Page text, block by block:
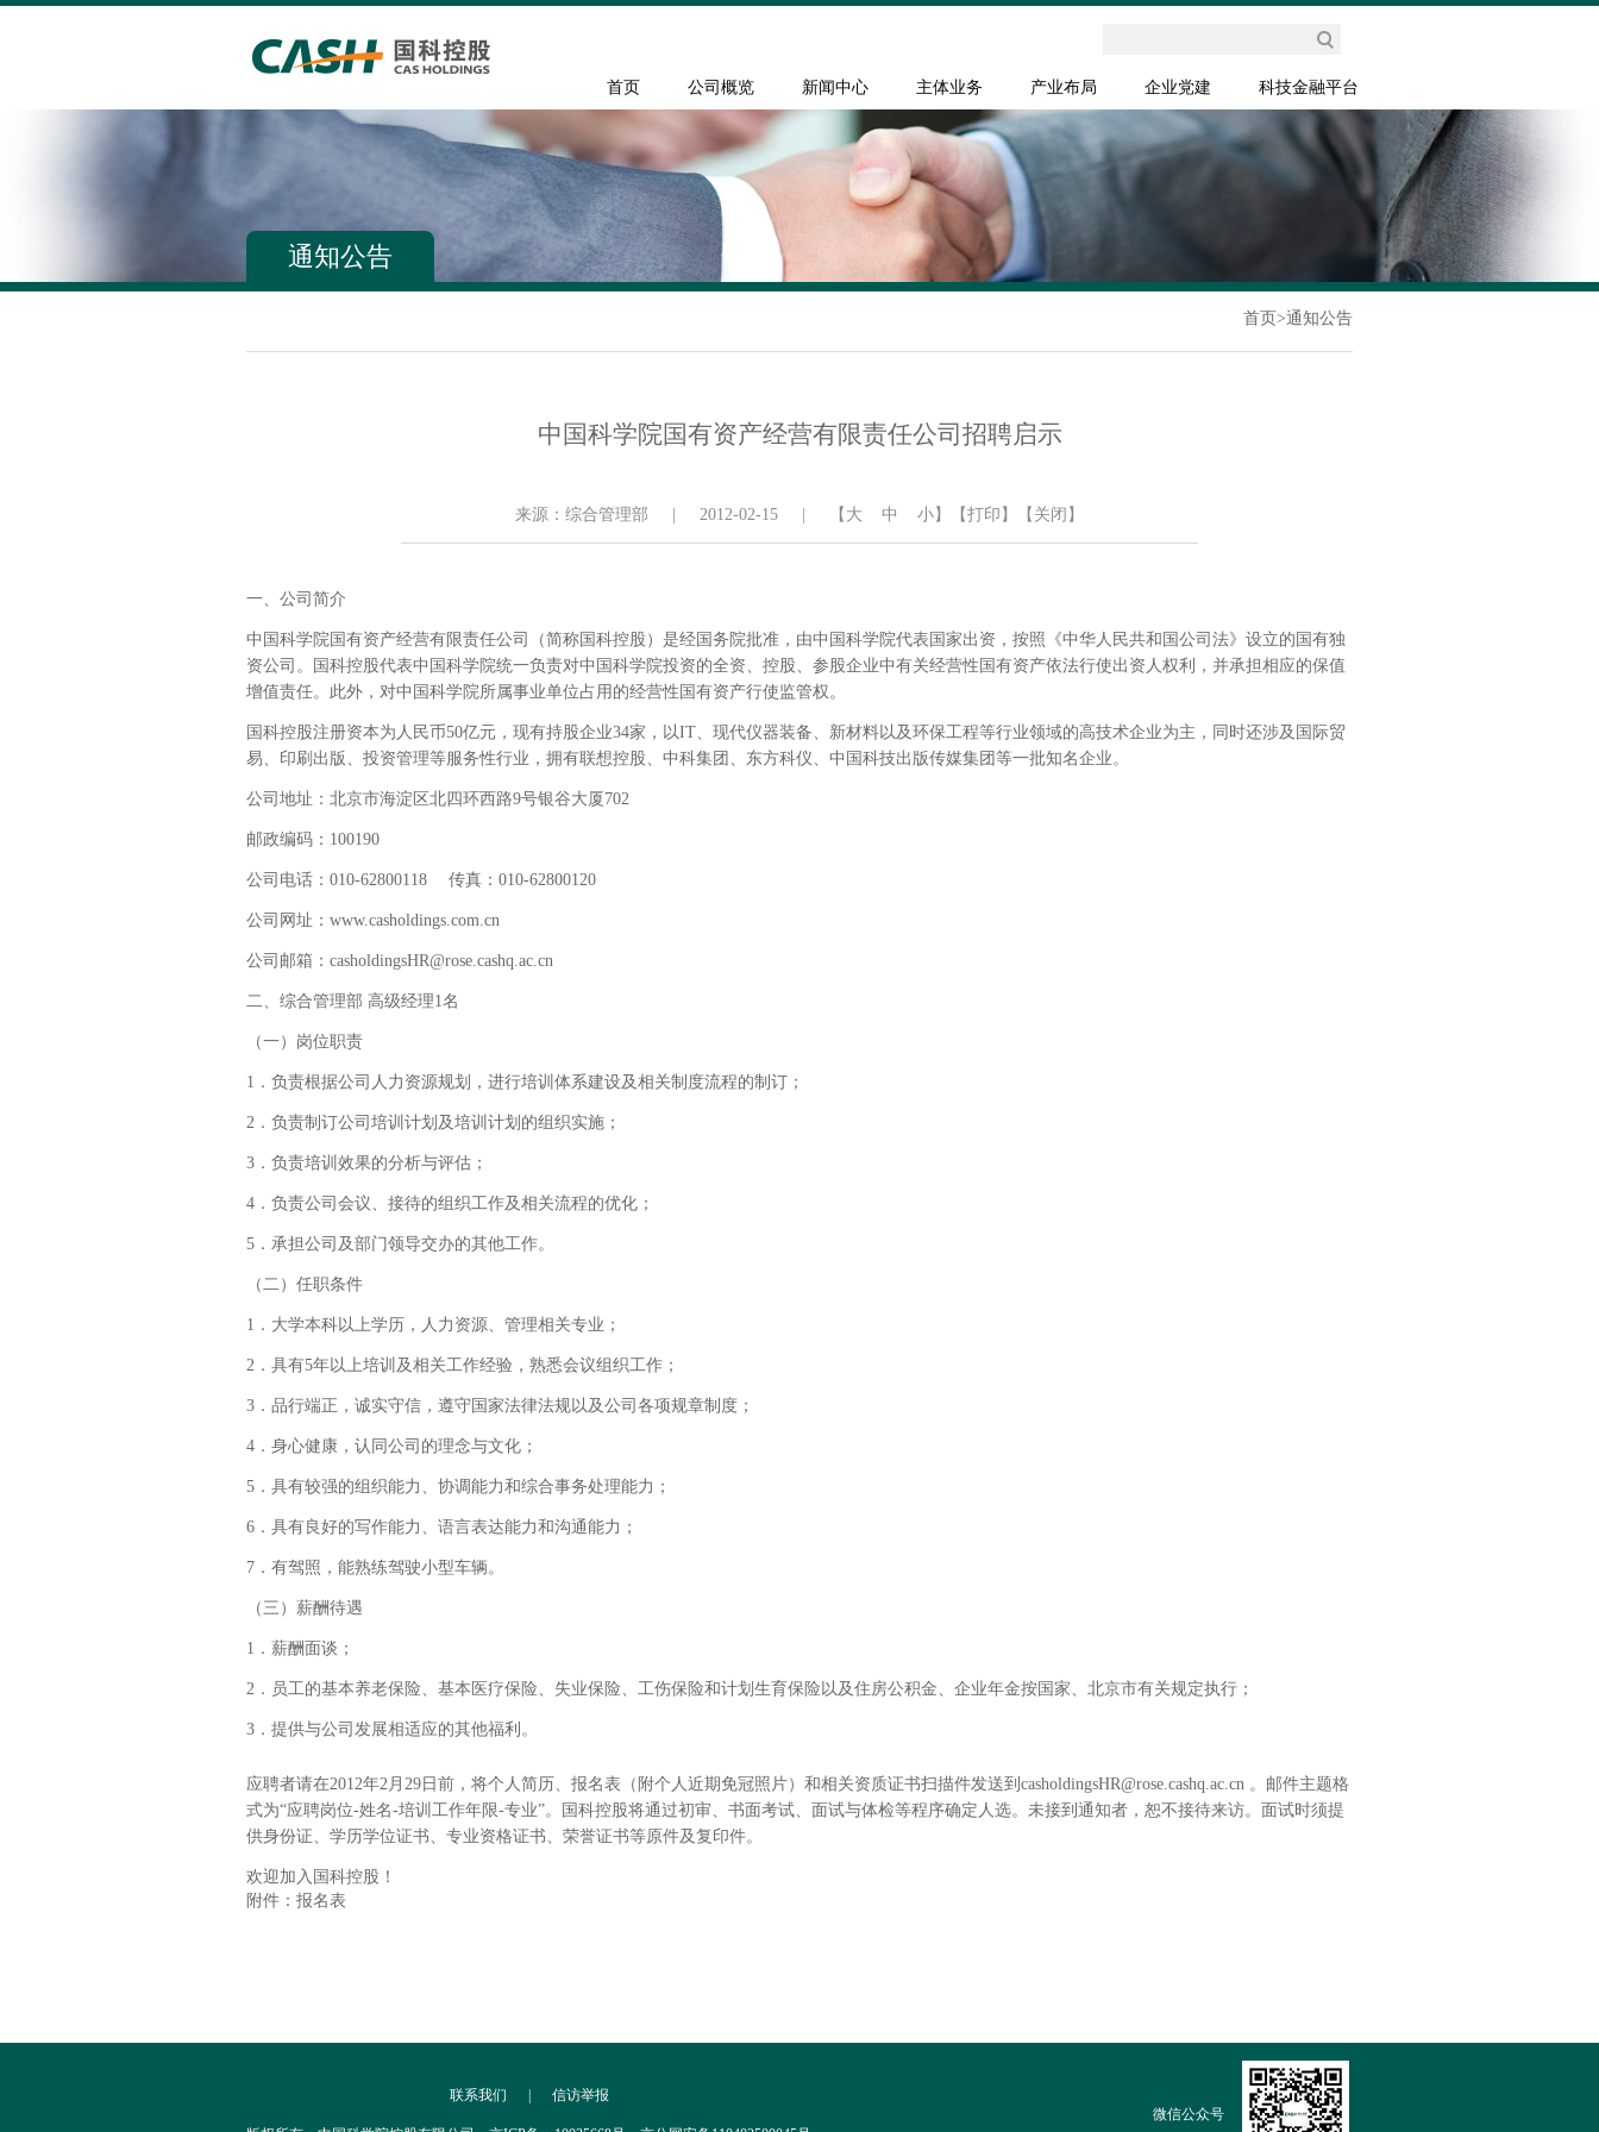
首页 公司概览 新闻中心 主体业务 产业布局 企业党建 科技金融平台
通知公告
首页 >通知公告
中国科学院国有资产经营有限责任公司招聘启示
来源：综合管理部 2012-02-15 【 大 中 小 】 【打印】 【关闭】
一、公司简介
中国科学院国有资产经营有限责任公司（简称国科控股）是经国务院批准，由中国科学院代表国家出资，按照《中华人民共和国公司法》设立的国有独
资公司。国科控股代表中国科学院统一负责对中国科学院投资的全资、控股、参股企业中有关经营性国有资产依法行使出资人权利，并承担相应的保值
增值责任。此外，对中国科学院所属事业单位占用的经营性国有资产行使监管权。
国科控股注册资本为人民币50亿元，现有持股企业34家，以IT、现代仪器装备、新材料以及环保工程等行业领域的高技术企业为主，同时还涉及国际贸
易、印刷出版、投资管理等服务性行业，拥有联想控股、中科集团、东方科仪、中国科技出版传媒集团等一批知名企业。
公司地址：北京市海淀区北四环西路9号银谷大厦702
邮政编码：100190
公司电话：010-62800118 传真：010-62800120
公司网址： www.casholdings.com.cn
公司邮箱： casholdingsHR@rose.cashq.ac.cn
二、综合管理部 高级经理1名
（一）岗位职责
1．负责根据公司人力资源规划，进行培训体系建设及相关制度流程的制订；
2．负责制订公司培训计划及培训计划的组织实施；
3．负责培训效果的分析与评估；
4．负责公司会议、接待的组织工作及相关流程的优化；
5．承担公司及部门领导交办的其他工作。
（二）任职条件
1 ．大学本科以上学历，人力资源、管理相关专业；
2．具有5年以上培训及相关工作经验，熟悉会议组织工作；
3．品行端正，诚实守信，遵守国家法律法规以及公司各项规章制度；
4．身心健康，认同公司的理念与文化；
5．具有较强的组织能力、协调能力和综合事务处理能力；
6．具有良好的写作能力、语言表达能力和沟通能力；
7．有驾照，能熟练驾驶小型车辆。
（三）薪酬待遇
1．薪酬面谈；
2．员工的基本养老保险、基本医疗保险、失业保险、工伤保险和计划生育保险以及住房公积金、企业年金按国家、北京市有关规定执行；
3．提供与公司发展相适应的其他福利。
应聘者请在2012年2月29日前，将个人简历、报名表（附个人近期免冠照片）和相关资质证书扫描件发送到 casholdingsHR@rose.cashq.ac.cn 。邮件主题格
式为“应聘岗位-姓名-培训工作年限-专业”。国科控股将通过初审、书面考试、面试与体检等程序确定人选。未接到通知者，恕不接待来访。面试时须提
供身份证、学历学位证书、专业资格证书、荣誉证书等原件及复印件。
欢迎加入国科控股！
附件： 报名表
联系我们 | 信访举报
微信公众号